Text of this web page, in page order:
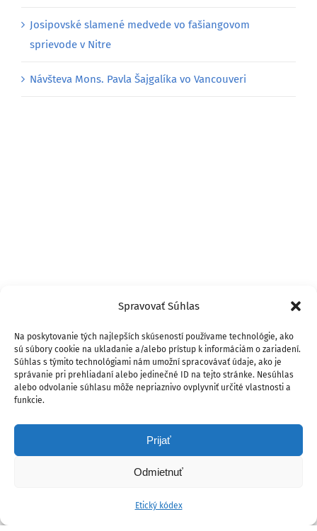
Spravovať Súhlas
Na poskytovanie tých najlepších skúseností používame technológie, ako
sú súbory cookie na ukladanie a/alebo prístup k informáciám o zariadení.
Súhlas s týmito technológiami nám umožní spracovávať údaje, ako je
správanie pri prehliadaní alebo jedinečné ID na tejto stránke. Nesúhlas
alebo odvolanie súhlasu môže nepriaznivo ovplyvniť určité vlastnosti a
funkcie.
Prijať
Odmietnuť
Etický kódex
sprievode v Nitre